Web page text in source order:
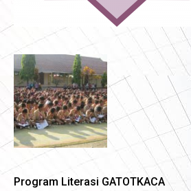
Program Literasi GATOTKACA